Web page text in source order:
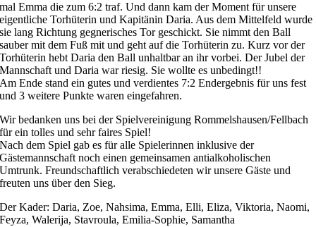
mal Emma die zum 6:2 traf. Und dann kam der Moment für unsere
eigentliche Torhüterin und Kapitänin Daria. Aus dem Mittelfeld wurde
sie lang Richtung gegnerisches Tor geschickt. Sie nimmt den Ball
sauber mit dem Fuß mit und geht auf die Torhüterin zu. Kurz vor der
Torhüterin hebt Daria den Ball unhaltbar an ihr vorbei. Der Jubel der
Mannschaft und Daria war riesig. Sie wollte es unbedingt!!
Am Ende stand ein gutes und verdientes 7:2 Endergebnis für uns fest
und 3 weitere Punkte waren eingefahren.
Wir bedanken uns bei der Spielvereinigung Rommelshausen/Fellbach
für ein tolles und sehr faires Spiel!
Nach dem Spiel gab es für alle Spielerinnen inklusive der
Gästemannschaft noch einen gemeinsamen antialkoholischen
Umtrunk. Freundschaftlich verabschiedeten wir unsere Gäste und
freuten uns über den Sieg.
Der Kader: Daria, Zoe, Nahsima, Emma, Elli, Eliza, Viktoria, Naomi,
Feyza, Walerija, Stavroula, Emilia-Sophie, Samantha